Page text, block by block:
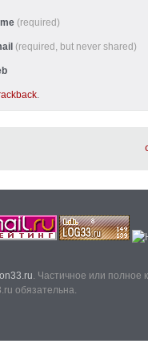
(required)
(required, but never shared)
.
. Частичное или полное
обязательна.